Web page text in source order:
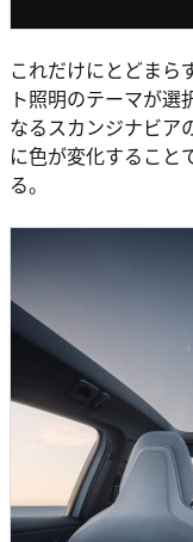
これだけにとどまら
ト照明のテーマが
なるスカンジナビア
に色が変化すること
る。